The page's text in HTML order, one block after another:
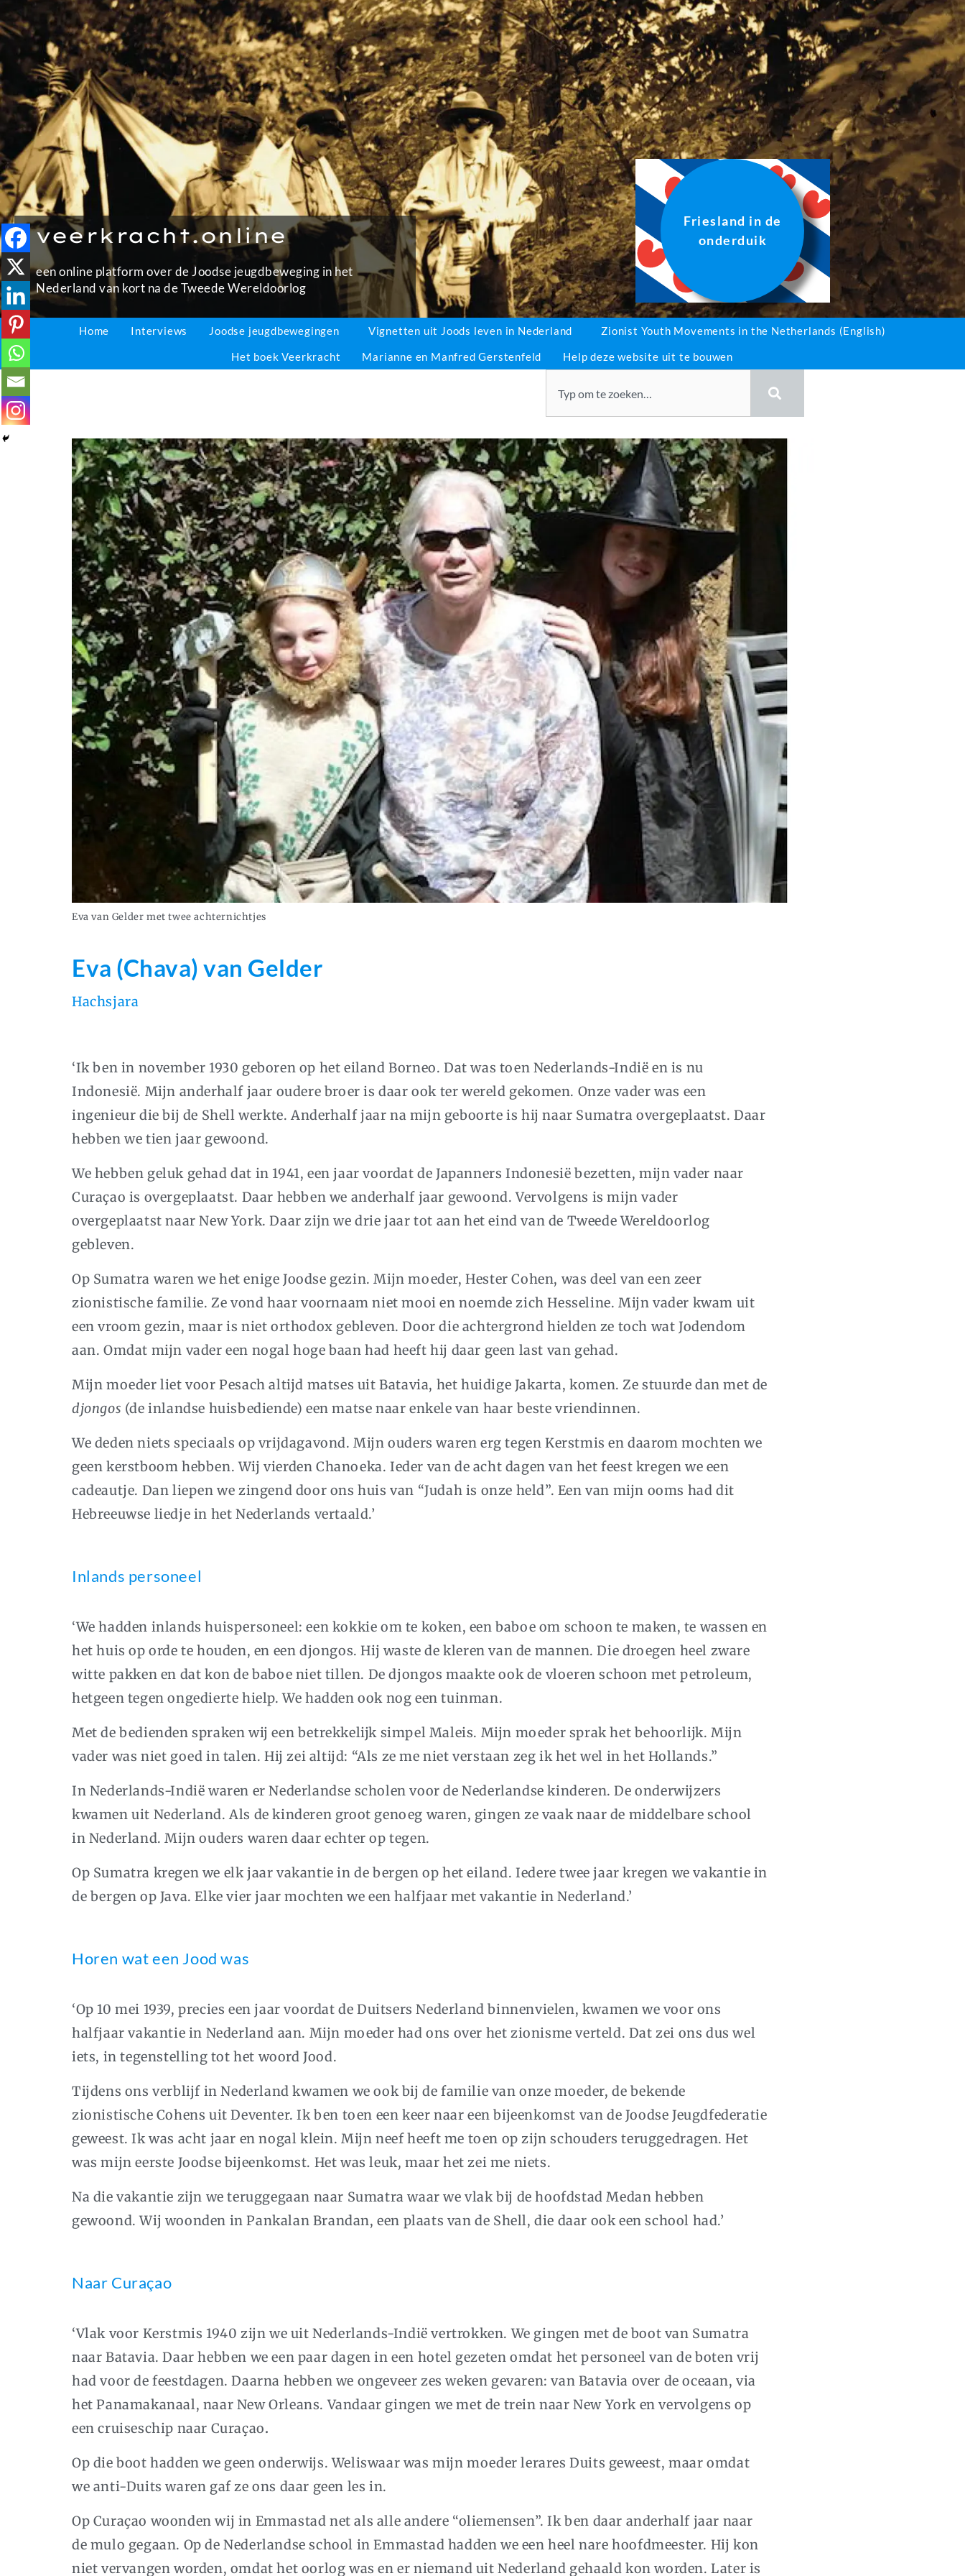
Ga
naar
de
inhoud
veerkracht.online
een online platform over de Joodse jeugdbeweging in het
Nederland van kort na de Tweede Wereldoorlog
Friesland in de
onderduik
Home Interviews Joodse jeugdbewegingen Vignetten uit Joods leven in Nederland
Zionist Youth Movements in the Netherlands (English)
Het boek Veerkracht
Marianne en Manfred Gerstenfeld Help deze website uit te bouwen
Eva van Gelder met twee achternichtjes
Eva (Chava) van Gelder
Hachsjara
‘Ik ben in november 1930 geboren op het eiland Borneo. Dat was toen Nederlands-Indië en is nu
Indonesië. Mijn anderhalf jaar oudere broer is daar ook ter wereld gekomen. Onze vader was een
ingenieur die bij de Shell werkte. Anderhalf jaar na mijn geboorte is hij naar Sumatra overgeplaatst. Daar
hebben we tien jaar gewoond.
We hebben geluk gehad dat in 1941, een jaar voordat de Japanners Indonesië bezetten, mijn vader naar
Curaçao is overgeplaatst. Daar hebben we anderhalf jaar gewoond. Vervolgens is mijn vader
overgeplaatst naar New York. Daar zijn we drie jaar tot aan het eind van de Tweede Wereldoorlog
gebleven.
Op Sumatra waren we het enige Joodse gezin. Mijn moeder, Hester Cohen, was deel van een zeer
zionistische familie. Ze vond haar voornaam niet mooi en noemde zich Hesseline. Mijn vader kwam uit
een vroom gezin, maar is niet orthodox gebleven. Door die achtergrond hielden ze toch wat Jodendom
aan. Omdat mijn vader een nogal hoge baan had heeft hij daar geen last van gehad.
Mijn moeder liet voor Pesach altijd matses uit Batavia, het huidige Jakarta, komen. Ze stuurde dan met de
djongos (de inlandse huisbediende) een matse naar enkele van haar beste vriendinnen.
We deden niets speciaals op vrijdagavond. Mijn ouders waren erg tegen Kerstmis en daarom mochten we
geen kerstboom hebben. Wij vierden Chanoeka. Ieder van de acht dagen van het feest kregen we een
cadeautje. Dan liepen we zingend door ons huis van “Judah is onze held”. Een van mijn ooms had dit
Hebreeuwse liedje in het Nederlands vertaald.’
Inlands personeel
‘We hadden inlands huispersoneel: een kokkie om te koken, een baboe om schoon te maken, te wassen en
het huis op orde te houden, en een djongos. Hij waste de kleren van de mannen. Die droegen heel zware
witte pakken en dat kon de baboe niet tillen. De djongos maakte ook de vloeren schoon met petroleum,
hetgeen tegen ongedierte hielp. We hadden ook nog een tuinman.
Met de bedienden spraken wij een betrekkelijk simpel Maleis. Mijn moeder sprak het behoorlijk. Mijn
vader was niet goed in talen. Hij zei altijd: “Als ze me niet verstaan zeg ik het wel in het Hollands.”
In Nederlands-Indië waren er Nederlandse scholen voor de Nederlandse kinderen. De onderwijzers
kwamen uit Nederland. Als de kinderen groot genoeg waren, gingen ze vaak naar de middelbare school
in Nederland. Mijn ouders waren daar echter op tegen.
Op Sumatra kregen we elk jaar vakantie in de bergen op het eiland. Iedere twee jaar kregen we vakantie in
de bergen op Java. Elke vier jaar mochten we een halfjaar met vakantie in Nederland.’
Horen wat een Jood was
‘Op 10 mei 1939, precies een jaar voordat de Duitsers Nederland binnenvielen, kwamen we voor ons
halfjaar vakantie in Nederland aan. Mijn moeder had ons over het zionisme verteld. Dat zei ons dus wel
iets, in tegenstelling tot het woord Jood.
Tijdens ons verblijf in Nederland kwamen we ook bij de familie van onze moeder, de bekende
zionistische Cohens uit Deventer. Ik ben toen een keer naar een bijeenkomst van de Joodse Jeugdfederatie
geweest. Ik was acht jaar en nogal klein. Mijn neef heeft me toen op zijn schouders teruggedragen. Het
was mijn eerste Joodse bijeenkomst. Het was leuk, maar het zei me niets.
Na die vakantie zijn we teruggegaan naar Sumatra waar we vlak bij de hoofdstad Medan hebben
gewoond. Wij woonden in Pankalan Brandan, een plaats van de Shell, die daar ook een school had.’
Naar Curaçao
‘Vlak voor Kerstmis 1940 zijn we uit Nederlands-Indië vertrokken. We gingen met de boot van Sumatra
naar Batavia. Daar hebben we een paar dagen in een hotel gezeten omdat het personeel van de boten vrij
had voor de feestdagen. Daarna hebben we ongeveer zes weken gevaren: van Batavia over de oceaan, via
het Panamakanaal, naar New Orleans. Vandaar gingen we met de trein naar New York en vervolgens op
een cruiseschip naar Curaçao.
Op die boot hadden we geen onderwijs. Weliswaar was mijn moeder lerares Duits geweest, maar omdat
we anti-Duits waren gaf ze ons daar geen les in.
Op Curaçao woonden wij in Emmastad net als alle andere “oliemensen”. Ik ben daar anderhalf jaar naar
de mulo gegaan. Op de Nederlandse school in Emmastad hadden we een heel nare hoofdmeester. Hij kon
niet vervangen worden, omdat het oorlog was en er niemand uit Nederland gehaald kon worden. Later is